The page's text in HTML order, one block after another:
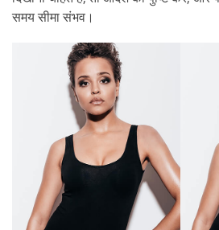
समय सीमा संभव।